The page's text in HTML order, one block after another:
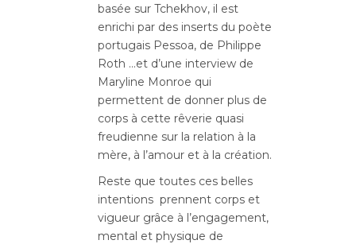
basée sur Tchekhov, il est
enrichi par des inserts du poète
portugais Pessoa, de Philippe
Roth …et d’une interview de
Maryline Monroe qui
permettent de donner plus de
corps à cette rêverie quasi
freudienne sur la relation à la
mère, à l’amour et à la création.
Reste que toutes ces belles
intentions prennent corps et
vigueur grâce à l’engagement,
mental et physique de